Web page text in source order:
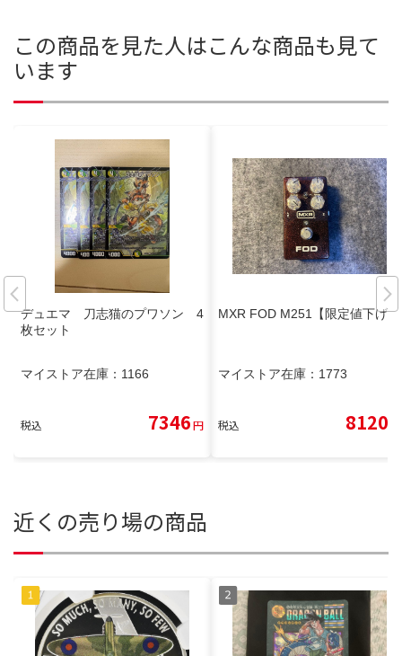
この商品を見た人はこんな商品も見て
います
デュエマ 刀志猫のプワソン 4
枚セット
マイストア在庫： 1166
税込 7346円
MXR FOD M251【限定値下げ】
マイストア在庫： 1773
税込 8120
近くの売り場の商品